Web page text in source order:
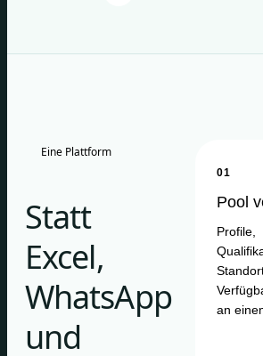
Eine Plattform
Statt
Excel,
WhatsApp
und
01
Pool
Profile,
an